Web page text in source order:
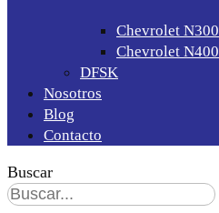
Chevrolet N300
Chevrolet N400
DFSK
Nosotros
Blog
Contacto
Buscar